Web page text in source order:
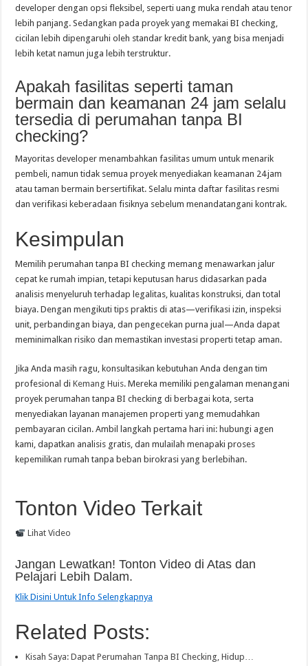
developer dengan opsi fleksibel, seperti uang muka rendah atau tenor
lebih panjang. Sedangkan pada proyek yang memakai BI checking,
cicilan lebih dipengaruhi oleh standar kredit bank, yang bisa menjadi
lebih ketat namun juga lebih terstruktur.
Apakah fasilitas seperti taman
bermain dan keamanan 24 jam selalu
tersedia di perumahan tanpa BI
checking?
Mayoritas developer menambahkan fasilitas umum untuk menarik
pembeli, namun tidak semua proyek menyediakan keamanan 24 jam
atau taman bermain bersertifikat. Selalu minta daftar fasilitas resmi
dan verifikasi keberadaan fisiknya sebelum menandatangani kontrak.
Kesimpulan
Memilih perumahan tanpa BI checking memang menawarkan jalur
cepat ke rumah impian, tetapi keputusan harus didasarkan pada
analisis menyeluruh terhadap legalitas, kualitas konstruksi, dan total
biaya. Dengan mengikuti tips praktis di atas—verifikasi izin, inspeksi
unit, perbandingan biaya, dan pengecekan purna jual—Anda dapat
meminimalkan risiko dan memastikan investasi properti tetap aman.
Jika Anda masih ragu, konsultasikan kebutuhan Anda dengan tim
profesional diKemang Huis. Mereka memiliki pengalaman menangani
proyek perumahan tanpa BI checking di berbagai kota, serta
menyediakan layanan manajemen properti yang memudahkan
pembayaran cicilan. Ambil langkah pertama hari ini: hubungi agen
kami, dapatkan analisis gratis, dan mulailah menapaki proses
kepemilikan rumah tanpa beban birokrasi yang berlebihan.
Tonton Video Terkait
Lihat Video
Jangan Lewatkan! Tonton Video di Atas dan
Pelajari Lebih Dalam.
Klik Disini Untuk Info Selengkapnya
Related Posts:
Kisah Saya: Dapat Perumahan Tanpa BI Checking, Hidup…